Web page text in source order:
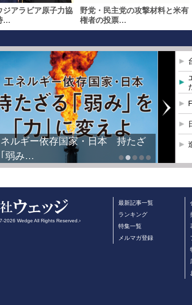
ジアラビア原子力協
…
野党・民主党の攻撃材料と米有
権者の投票…
ルギー依存国家・日本 持たざ
弱み…
2026 Wedge All Rights Reserved.›
最新記事一覧
ランキング
特集一覧
メルマガ登録